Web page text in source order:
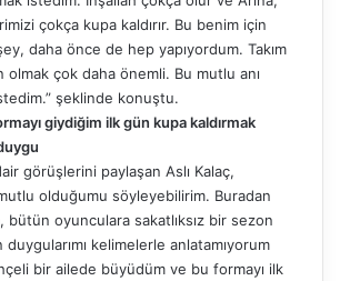
çokça kupa kaldırır. Bu benim için
daha önce de hep yapıyordum. Takım
olmak çok daha önemli. Bu mutlu anı
şeklinde konuştu.
giydiğim ilk gün kupa kaldırmak
görüşlerini paylaşan Aslı Kalaç,
olduğumu söyleyebilirim. Buradan
bütün oyunculara sakatlıksız bir sezon
kelimelerle anlatamıyorum
bir ailede büyüdüm ve bu formayı ilk